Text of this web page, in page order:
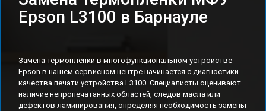
Epson L3100 в Барнауле
Замена термопленки в многофункциональном устройстве
Epson в нашем сервисном центре начинается с диагностики
качества печати устройства L3100. Специалисты оценивают
наличие непропечатанных областей, следов масла или
дефектов ламинирования, определяя необходимость замены